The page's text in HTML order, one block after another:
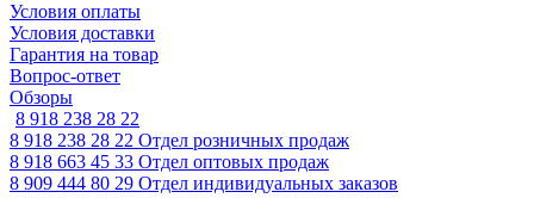
Условия оплаты
Условия доставки
Гарантия на товар
Вопрос-ответ
Обзоры
8 918 238 28 22
8 918 238 28 22 Отдел розничных продаж
8 918 663 45 33 Отдел оптовых продаж
8 909 444 80 29 Отдел индивидуальных заказов